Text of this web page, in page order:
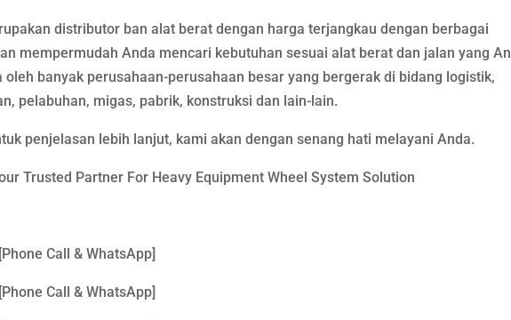
distributor ban alat berat dengan harga terjangkau dengan berbagai
mempermudah Anda mencari kebutuhan sesuai alat berat dan jalan yang
banyak perusahaan-perusahaan besar yang bergerak di bidang logistik,
pelabuhan, migas, pabrik, konstruksi dan lain-lain.
penjelasan lebih lanjut, kami akan dengan senang hati melayani Anda.
Trusted Partner For Heavy Equipment Wheel System Solution
Call & WhatsApp]
Call & WhatsApp]